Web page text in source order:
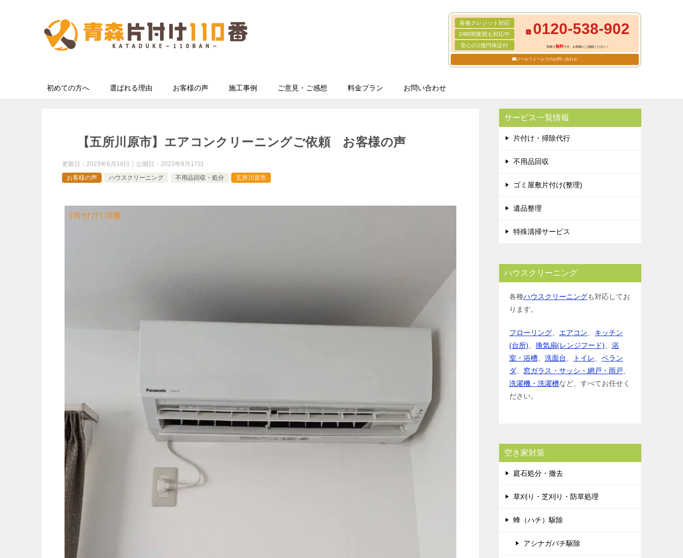
各種クレジット対応
24時間夜間も対応中
安心の1億円保証付
0120-538-902
見積り無料です。お気軽にご相談ください！
メールフォームでのお問い合わせ
初めての方へ 選ばれる理由 お客様の声 施工事例 ご意見・ご感想 料金プラン お問い合わせ
【五所川原市】エアコンクリーニングご依頼 お客様の声
更新日： 2023年6月19日 公開日： 2023年6月17日
お客様の声
ハウスクリーニング 不用品回収・処分 五所川原市
サービス一覧情報
片付け・掃除代行
不用品回収
ゴミ屋敷片付け(整理)
遺品整理
特殊清掃サービス
ハウスクリーニング
各種ハウスクリーニングも対応してお
ります。
フローリング エアコン
キッチン
(台所)
換気扇(レンジフード)
浴
室・浴槽
洗面台 トイレ
ベラン
ダ
窓ガラス・サッシ・網戸・雨戸
洗濯機・洗濯槽など、すべてお任せく
ださい。
空き家対策
庭石処分・撤去
草刈り・芝刈り・防草処理
蜂（ハチ）駆除
アシナガバチ駆除